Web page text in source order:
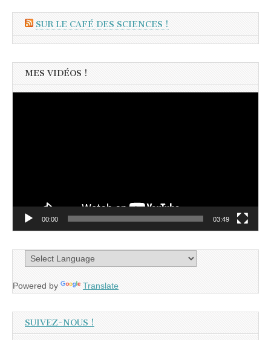
SUR LE CAFÉ DES SCIENCES !
MES VIDÉOS !
00:00 03:49
Powered by Translate
SUIVEZ-NOUS !